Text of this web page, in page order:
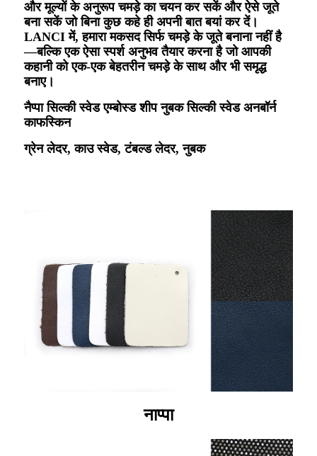
और मूल्यों के अनुरूप चमड़े का चयन कर सकें और ऐसे जूते
बना सकें जो बिना कुछ कहे ही अपनी बात बयां कर दें।
LANCI में, हमारा मकसद सिर्फ चमड़े के जूते बनाना नहीं है
—बल्कि एक ऐसा स्पर्श अनुभव तैयार करना है जो आपकी
कहानी को एक-एक बेहतरीन चमड़े के साथ और भी समृद्ध
बनाए।
नैप्पा सिल्की स्वेड एम्बोस्ड शीप नुबक सिल्की स्वेड अनबॉर्न
काफस्किन
ग्रेन लेदर, काउ स्वेड, टंबल्ड लेदर, नुबक
नाप्पा